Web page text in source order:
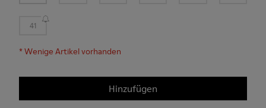
41
*Wenige Artikel vorhanden
Hinzufügen